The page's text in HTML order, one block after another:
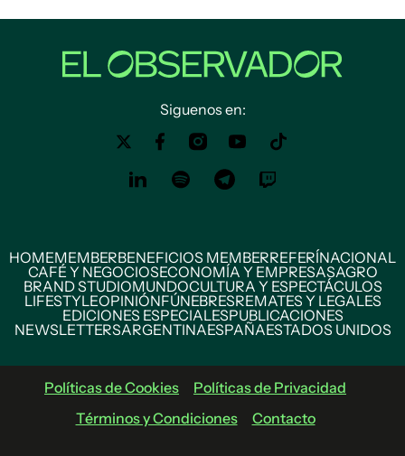
Siguenos en:
HOMEMEMBERBENEFICIOS MEMBERREFERÍNACIONAL
CAFÉ Y NEGOCIOSECONOMÍA Y EMPRESASAGRO
BRAND STUDIOMUNDOCULTURA Y ESPECTÁCULOS
LIFESTYLEOPINIÓNFÚNEBRESREMATES Y LEGALES
EDICIONES ESPECIALESPUBLICACIONES
NEWSLETTERSARGENTINAESPAÑAESTADOS UNIDOS
Políticas de Cookies
Políticas de Privacidad
Términos y Condiciones
Contacto